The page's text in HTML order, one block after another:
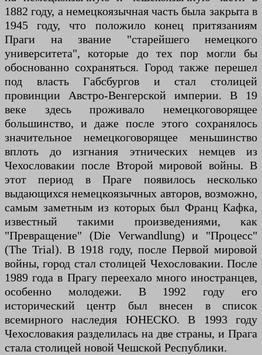
1882 году, а немецкоязычная часть была закрыта в
1945 году, что положило конец притязаниям
Праги на звание "старейшего немецкого
университета", которые до тех пор могли бы
обоснованно сохраняться. Город также перешел
под власть Габсбургов и стал столицей
провинции Австро-Венгерской империи. В 19
веке здесь проживало немецкоговорящее
большинство, и даже после этого сохранялось
значительное немецкоговорящее меньшинство
вплоть до изгнания этнических немцев из
Чехословакии после Второй мировой войны. В
этот период в Праге появилось несколько
выдающихся немецкоязычных авторов, возможно,
самым заметным из которых был Франц Кафка,
известный такими произведениями, как
"Превращение" (Die Verwandlung) и "Процесс"
(The Trial). В 1918 году, после Первой мировой
войны, город стал столицей Чехословакии. После
1989 года в Прагу переехало много иностранцев,
особенно молодежи. В 1992 году его
исторический центр был внесен в список
всемирного наследия ЮНЕСКО. В 1993 году
Чехословакия разделилась на две страны, и Прага
стала столицей новой Чешской Республики.